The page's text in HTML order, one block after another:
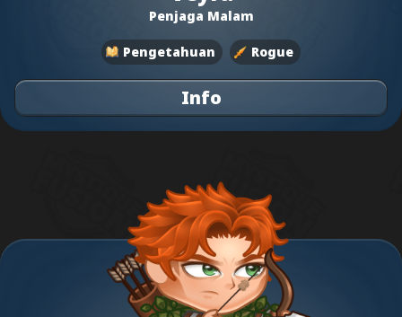
Penjaga Malam
Pengetahuan Rogue
Info